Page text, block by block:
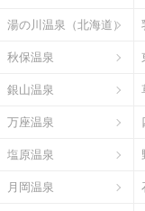
湯の川温泉（北海道）
秋保温泉
銀山温泉
万座温泉
塩原温泉
月岡温泉